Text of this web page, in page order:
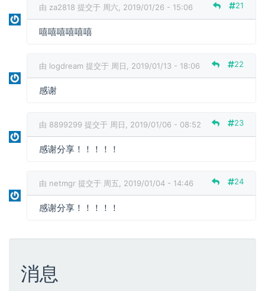
由 za2818 提交于 周六, 2019/01/26 - 15:06 21
嘻嘻嘻嘻嘻嘻
由 logdream 提交于 周日, 2019/01/13 - 18:06 22
感谢
由 8899299 提交于 周日, 2019/01/06 - 08:52 23
感谢分享！！！！！
由 netmgr 提交于 周五, 2019/01/04 - 14:46 24
感谢分享！！！！！
消息